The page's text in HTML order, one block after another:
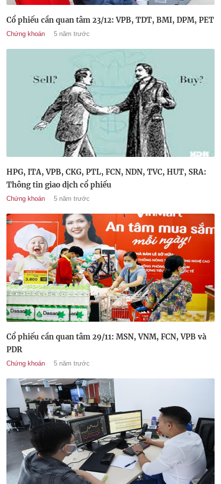
Cổ phiếu cần quan tâm 23/12: VPB, TDT, BMI, DPM, PET
Chứng khoán 5 năm trước
HPG, ITA, VPB, CKG, PTL, FCN, NDN, TVC, HUT, SRA:
Thông tin giao dịch cổ phiếu
Chứng khoán 5 năm trước
Cổ phiếu cần quan tâm 29/11: MSN, VNM, FCN, VPB và
PDR
Chứng khoán 5 năm trước